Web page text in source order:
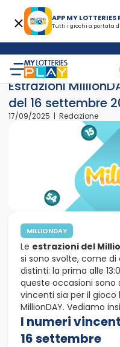
APP MY LOTTERIES
Tutti i giochi a portata
Home>News>
Estrazioni
del 16 settembre
17/09/2025 | Redazione
MILLIONDAY
Le estrazioni del
si sono svolte, come
distinti: la prima alle
queste occasioni
vincenti sia per il gioco
MillionDAY. Vediamo
I numeri
16 settembre